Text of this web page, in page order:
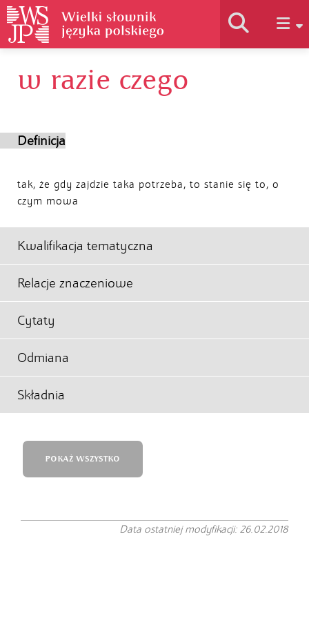
Historia słownika
w razie czego
Definicja
tak, że gdy zajdzie taka potrzeba, to stanie się to, o
czym mowa
Kwalifikacja tematyczna
Relacje znaczeniowe
Cytaty
Odmiana
Składnia
POKAŻ WSZYSTKO
Data ostatniej modyfikacji: 26.02.2018